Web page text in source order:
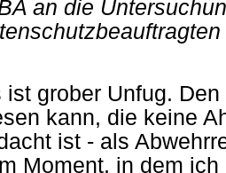
an die
ist grober Unfug.
kann, die keine
ist - als
Moment, in dem